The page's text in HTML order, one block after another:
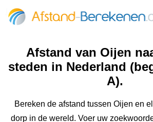
Afstand van Oijen
steden in Nederland
A).
Bereken de afstand tussen Oijen en
dorp in de wereld. Voer uw